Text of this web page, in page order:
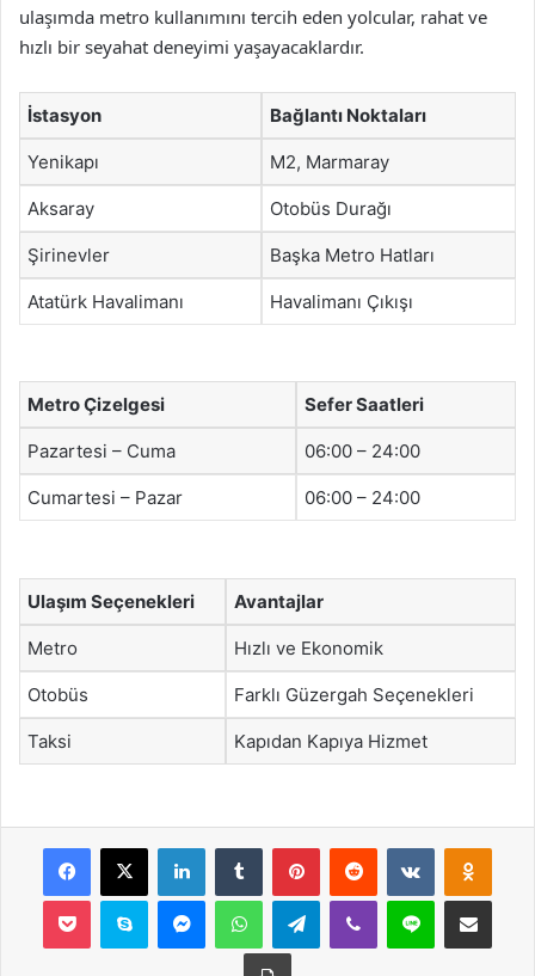
ulaşımda metro kullanımını tercih eden yolcular, rahat ve
hızlı bir seyahat deneyimi yaşayacaklardır.
İstasyon Bağlantı Noktaları
Yenikapı M2, Marmaray
Aksaray Otobüs Durağı
Şirinevler Başka Metro Hatları
Atatürk Havalimanı Havalimanı Çıkışı
Metro Çizelgesi Sefer Saatleri
Pazartesi – Cuma 06:00 – 24:00
Cumartesi – Pazar 06:00 – 24:00
Ulaşım Seçenekleri Avantajlar
Metro Hızlı ve Ekonomik
Otobüs Farklı Güzergah Seçenekleri
Taksi Kapıdan Kapıya Hizmet
Facebook
X LinkedInTumblr PinterestReddit VKontakte
Pocket Skype MessengerWhatsAppTelegramViber Line E-Posta ile
Yazdır